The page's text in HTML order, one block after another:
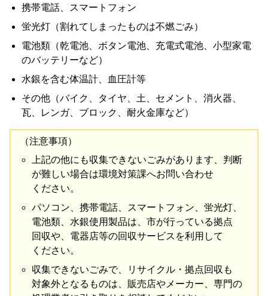
携帯電話 スマート フォン
蛍光灯 （割れて しまった ものは不燃ごみ）
電池類 （乾電池 ボタン電池 充電式電池 小型家電
のバッテリーなど）
水銀を含む体温計 血圧計等
その他 （バイク タイヤ 土 セメント 消火器
瓦
レンガ、 ブロック 耐火金庫など）
（注意事項）
上記の他にも収集でき ないごみがあり ます
判断
が難しい場合は環境対策課へお問い合わせ
ください。
パソコン
携帯電話 スマート フォン 蛍光灯
電池類 水銀使用製品は 市が行っている拠点
回収や 電器店等の回収サービス を利用 して
ください。
収集でき ないごみで、 リサイクル ・ 拠点回収 も
対象外と なる ものは 販売店や メーカー 専門の